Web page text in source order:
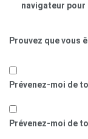
navigateur pour
Prouvez que vous
Prévenez-moi de
Prévenez-moi de